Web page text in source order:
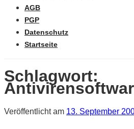
AGB
PGP
Datenschutz
Startseite
Schlagwort:
Veröffentlicht am 13. September